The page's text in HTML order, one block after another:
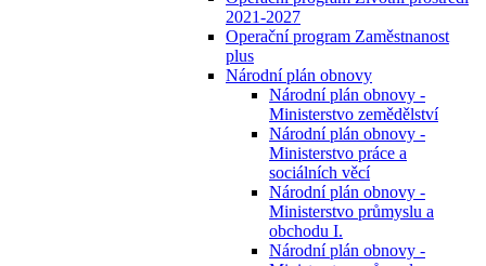
2021-2027
Operační program Zaměstnanost
plus
Národní plán obnovy
Národní plán obnovy -
Ministerstvo zemědělství
Národní plán obnovy -
Ministerstvo práce a
sociálních věcí
Národní plán obnovy -
Ministerstvo průmyslu a
obchodu I.
Národní plán obnovy -